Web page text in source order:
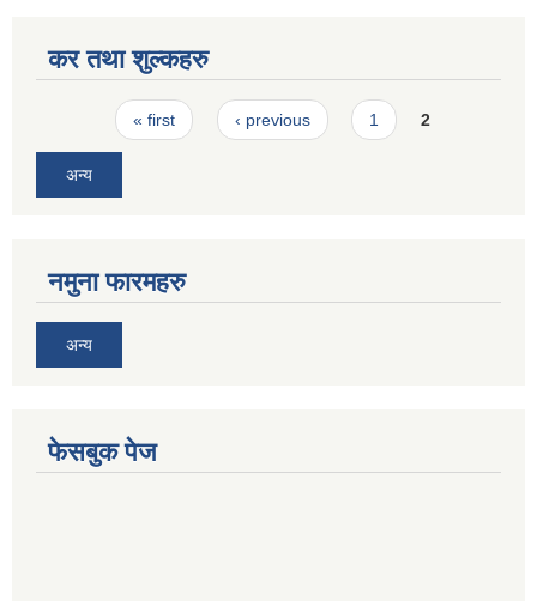
कर तथा शुल्कहरु
Pages« first ‹ previous 1 2
अन्य
नमुना फारमहरु
अन्य
फेसबुक पेज